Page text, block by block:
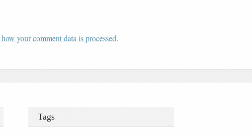
your comment data is processed.
Tags